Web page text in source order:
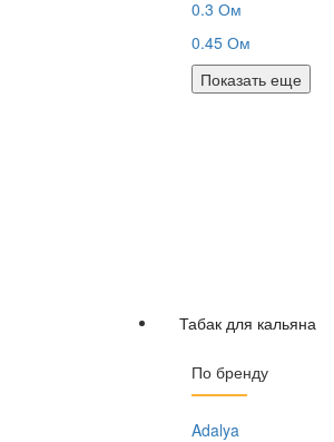
0.3 Ом
0.45 Ом
Показать еще
Табак для кальяна
По бренду
Adalya